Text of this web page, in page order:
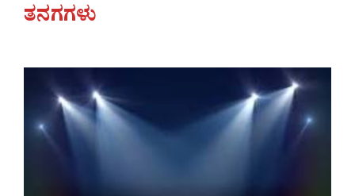
ತನಗಗಳು